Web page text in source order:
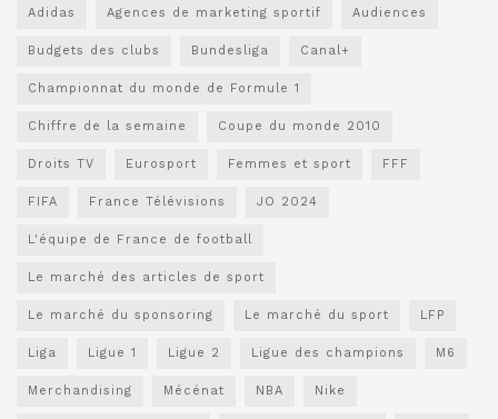
Adidas Agences de marketing sportif Audiences
Budgets des clubs Bundesliga Canal+
Championnat du monde de Formule 1
Chiffre de la semaine Coupe du monde 2010
Droits TV Eurosport Femmes et sport FFF
FIFA France Télévisions JO 2024
L'équipe de France de football
Le marché des articles de sport
Le marché du sponsoring Le marché du sport LFP
Liga Ligue 1 Ligue 2 Ligue des champions M6
Merchandising Mécénat NBA Nike